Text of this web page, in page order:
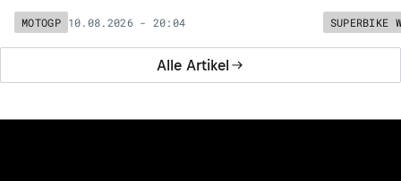
Alle Artikel
MOTOGP 10.08.2026 - 20:04 SUPERBIKE